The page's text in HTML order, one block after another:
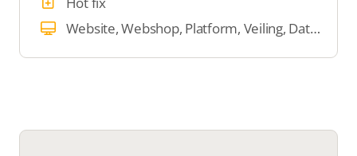
Website, Webshop, Platform, Veiling, Dating